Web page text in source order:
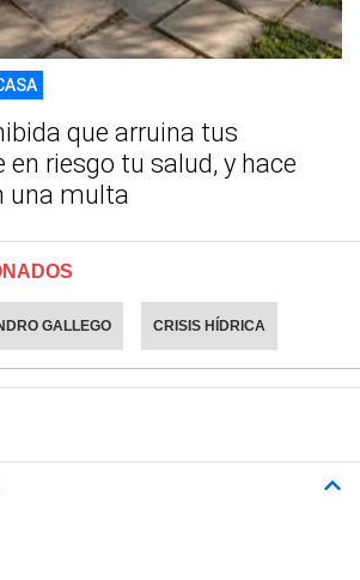
que arruina tus
en riesgo tu salud, y hace
una multa
GALLEGO CRISIS HÍDRICA